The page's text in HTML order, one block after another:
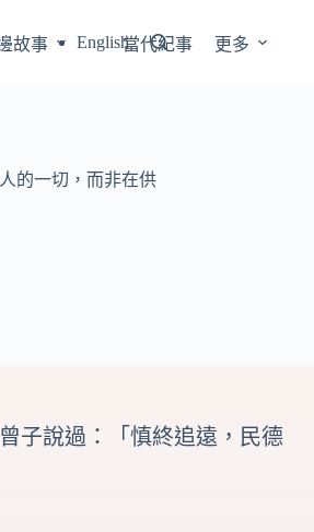
故事 當代紀事 更多
English
的一切，而非在供
曾子說過：「 慎終追遠 ，民德